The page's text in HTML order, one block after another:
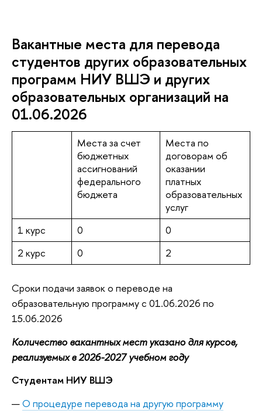
Вакантные места для перевода
студентов других образовательных
программ НИУ ВШЭ и других
образовательных организаций на
01.06.2026
Места за счет
бюджетных
ассигнований
федерального
бюджета
Места по
договорам об
оказании
платных
образовательных
услуг
1 курс
0
0
2 курс
0 2
Сроки подачи заявок о переводе на
образовательную программу с 01.06.2026 по
15.06.2026
Количество вакантных мест указано для курсов,
реализуемых в 2026-2027 учебном году
Студентам НИУ ВШЭ
О процедуре перевода на другую программу